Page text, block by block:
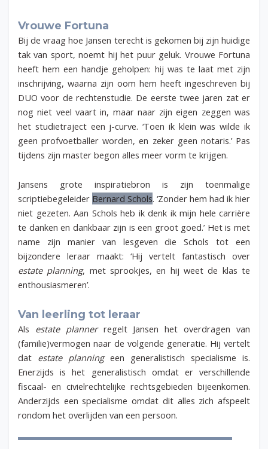
Vrouwe Fortuna
Bij de vraag hoe Jansen terecht is gekomen bij zijn huidige
tak van sport, noemt hij het puur geluk. Vrouwe Fortuna
heeft hem een handje geholpen: hij was te laat met zijn
inschrijving, waarna zijn oom hem heeft ingeschreven bij
DUO voor de rechtenstudie. De eerste twee jaren zat er
nog niet veel vaart in, maar naar zijn eigen zeggen was
het studietraject een j-curve. ‘Toen ik klein was wilde ik
geen profvoetballer worden, en zeker geen notaris.’ Pas
tijdens zijn master begon alles meer vorm te krijgen.
Jansens grote inspiratiebron is zijn toenmalige
scriptiebegeleider Bernard Schols. ‘Zonder hem had ik hier
niet gezeten. Aan Schols heb ik denk ik mijn hele carrière
te danken en dankbaar zijn is een groot goed.’ Het is met
name zijn manier van lesgeven die Schols tot een
bijzondere leraar maakt: ‘Hij vertelt fantastisch over
estate planning, met sprookjes, en hij weet de klas te
enthousiasmeren’.
Van leerling tot leraar
Als estate plannerregelt Jansen het overdragen van
(familie)vermogen naar de volgende generatie. Hij vertelt
dat estate planningeen generalistisch specialisme is.
Enerzijds is het generalistisch omdat er verschillende
fiscaal- en civielrechtelijke rechtsgebieden bijeenkomen.
Anderzijds een specialisme omdat dit alles zich afspeelt
rondom het overlijden van een persoon.